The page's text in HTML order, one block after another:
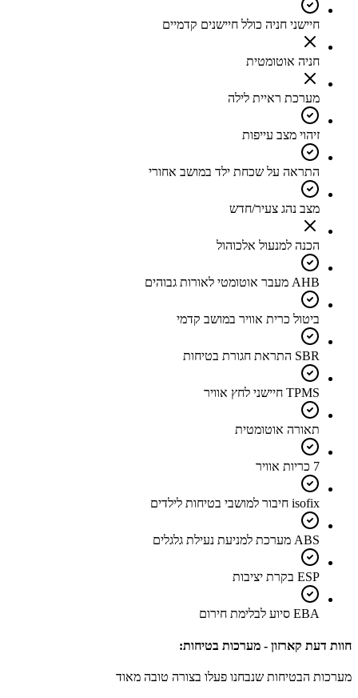
חיישני חניה כולל חיישנים קדמיים
חניה אוטומטית
מערכת ראיית לילה
זיהוי מצב עייפות
התראה על שכחת ילד במושב אחורי
מצב נהג צעיר/חדש
הכנה למנעול אלכוהול
AHB מעבר אוטומטי לאורות גבוהים
ביטול כרית אוויר במושב קדמי
SBR התראת חגורת בטיחות
TPMS חיישני לחץ אוויר
תאורה אוטומטית
7 כריות אוויר
isofix חיבור למושבי בטיחות לילדים
ABS מערכת למניעת נעילת גלגלים
ESP בקרת יציבות
EBA סיוע לבלימת חירום
חוות דעת קארזון - מערכות בטיחות:
מערכות הבטיחות שנבחנו פעלו בצורה טובה מאוד